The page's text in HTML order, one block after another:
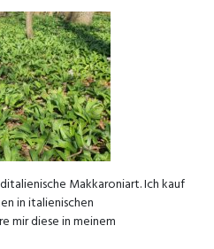
Makkaroniart. Ich kauf
in italienischen
mir diese in meinem